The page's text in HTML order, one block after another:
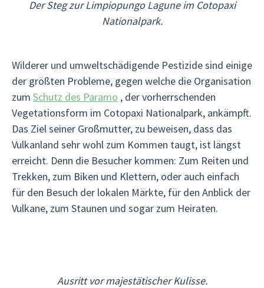
Der Steg zur Limpiopungo Lagune im Cotopaxi
Nationalpark.
Wilderer und umweltschädigende Pestizide sind einige
der größten Probleme, gegen welche die Organisation
zum Schutz des Paramo , der vorherrschenden
Vegetationsform im Cotopaxi Nationalpark, ankämpft.
Das Ziel seiner Großmutter, zu beweisen, dass das
Vulkanland sehr wohl zum Kommen taugt, ist längst
erreicht. Denn die Besucher kommen: Zum Reiten und
Trekken, zum Biken und Klettern, oder auch einfach
für den Besuch der lokalen Märkte, für den Anblick der
Vulkane, zum Staunen und sogar zum Heiraten.
Ausritt vor majestätischer Kulisse.